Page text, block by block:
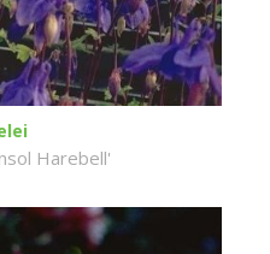
Harebell'